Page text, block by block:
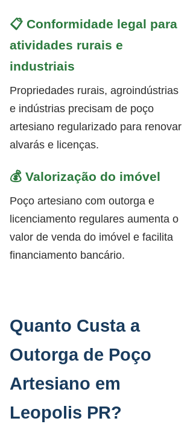
📋 Conformidade legal para
atividades rurais e
industriais
Propriedades rurais, agroindústrias
e indústrias precisam de poço
artesiano regularizado para renovar
alvarás e licenças.
💰 Valorização do imóvel
Poço artesiano com outorga e
licenciamento regulares aumenta o
valor de venda do imóvel e facilita
financiamento bancário.
Quanto Custa a
Outorga de Poço
Artesiano em
Leopolis PR?